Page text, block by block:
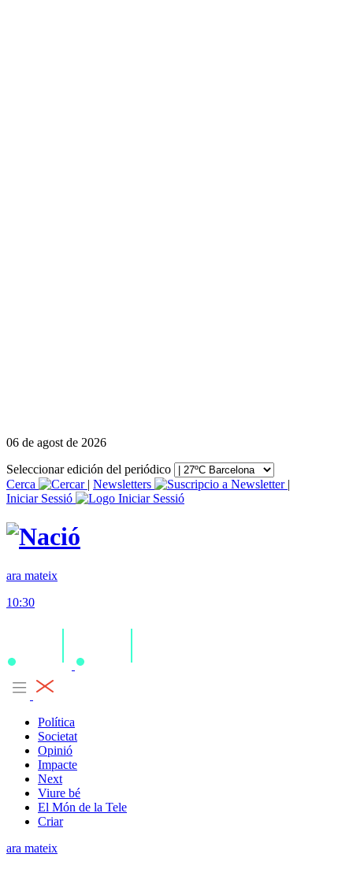
06 de agost de 2026
Seleccionar edición del periódico
Cerca
| Newsletters
|
Iniciar Sessió
ara mateix
10:30
Política
Societat
Opinió
Impacte
Next
Viure bé
El Món de la Tele
Criar
ara mateix